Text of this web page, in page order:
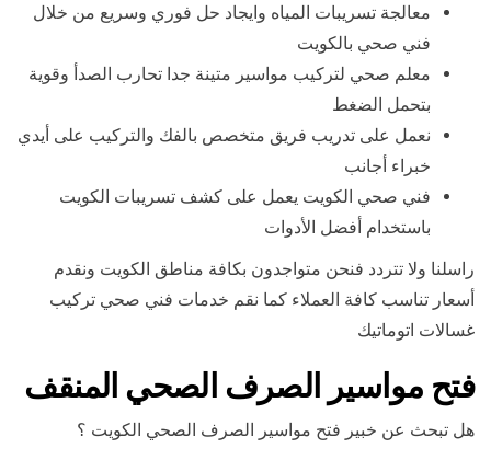
معالجة تسريبات المياه وايجاد حل فوري وسريع من خلال
فني صحي بالكويت
معلم صحي لتركيب مواسير متينة جدا تحارب الصدأ وقوية
بتحمل الضغط
نعمل على تدريب فريق متخصص بالفك والتركيب على أيدي
خبراء أجانب
فني صحي الكويت يعمل على كشف تسريبات الكويت
باستخدام أفضل الأدوات
راسلنا ولا تتردد فنحن متواجدون بكافة مناطق الكويت ونقدم
أسعار تناسب كافة العملاء كما نقم خدمات فني صحي تركيب
غسالات اتوماتيك
فتح مواسير الصرف الصحي المنقف
هل تبحث عن خبير فتح مواسير الصرف الصحي الكويت ؟